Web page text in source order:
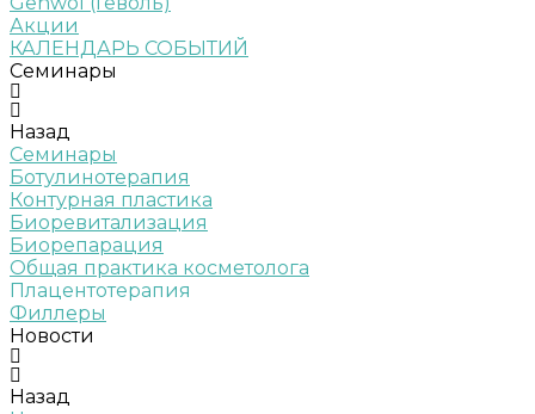
Акции
КАЛЕНДАРЬ СОБЫТИЙ
Семинары
Назад
Семинары
Ботулинотерапия
Контурная пластика
Биоревитализация
Биорепарация
Общая практика косметолога
Плацентотерапия
Филлеры
Новости
Назад